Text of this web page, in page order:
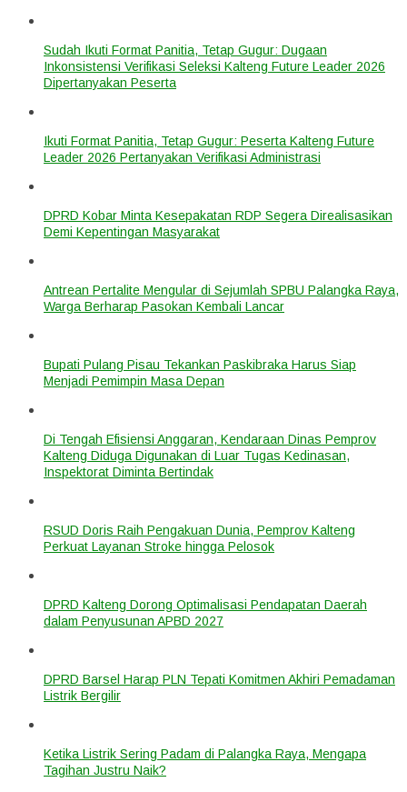
Sudah Ikuti Format Panitia, Tetap Gugur: Dugaan
Inkonsistensi Verifikasi Seleksi Kalteng Future Leader 2026
Dipertanyakan Peserta
Ikuti Format Panitia, Tetap Gugur: Peserta Kalteng Future
Leader 2026 Pertanyakan Verifikasi Administrasi
DPRD Kobar Minta Kesepakatan RDP Segera Direalisasikan
Demi Kepentingan Masyarakat
Antrean Pertalite Mengular di Sejumlah SPBU Palangka Raya,
Warga Berharap Pasokan Kembali Lancar
Bupati Pulang Pisau Tekankan Paskibraka Harus Siap
Menjadi Pemimpin Masa Depan
Di Tengah Efisiensi Anggaran, Kendaraan Dinas Pemprov
Kalteng Diduga Digunakan di Luar Tugas Kedinasan,
Inspektorat Diminta Bertindak
RSUD Doris Raih Pengakuan Dunia, Pemprov Kalteng
Perkuat Layanan Stroke hingga Pelosok
DPRD Kalteng Dorong Optimalisasi Pendapatan Daerah
dalam Penyusunan APBD 2027
DPRD Barsel Harap PLN Tepati Komitmen Akhiri Pemadaman
Listrik Bergilir
Ketika Listrik Sering Padam di Palangka Raya, Mengapa
Tagihan Justru Naik?